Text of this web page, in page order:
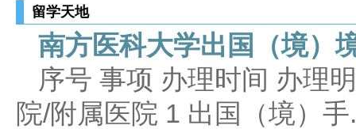
留学天地
南方医科大学出国（境）
序号 事项 办理时间 办理
院/附属医院 1 出国（境）手